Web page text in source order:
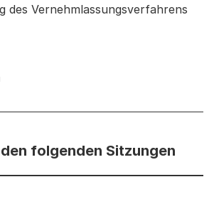
des Vernehmlassungsverfahrens
folgenden Sitzungen
folgenden Sitzungen: Informationen